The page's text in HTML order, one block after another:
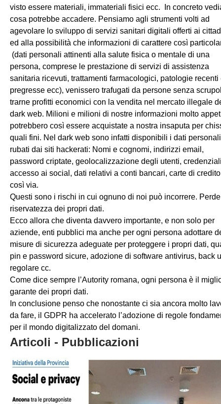
visto essere materiali, immateriali fisici ecc. In concreto
cosa potrebbe accadere. Pensiamo agli strumenti volti ad
agevolare lo sviluppo di servizi sanitari digitali offerti ai
ed alla possibilità che informazioni di carattere così
(dati personali attinenti alla salute fisica o mentale di una
persona, comprese le prestazione di servizi di assistenza
sanitaria ricevuti, trattamenti farmacologici, patologie recenti
pregresse ecc), venissero trafugati da persone senza
trarne profitti economici con la vendita nel mercato illegale
dark web. Milioni e milioni di nostre informazioni molto
potrebbero così essere acquistate a nostra insaputa per
quali fini. Nel dark web sono infatti disponibili i dati personali
rubati dai siti hackerati: Nomi e cognomi, indirizzi email,
password criptate, geolocalizzazione degli utenti,
accesso ai social, dati relativi a conti bancari, carte di
così via.
Questi sono i rischi in cui ognuno di noi può incorrere.
riservatezza dei propri dati.
Ecco allora che diventa davvero importante, e non solo per
aziende, enti pubblici ma anche per ogni persona adottare
misure di sicurezza adeguate per proteggere i propri dati,
pin e password sicure, adozione di software antivirus, back
regolare cc.
Come dice sempre l’Autority romana, ogni persona è il
garante dei propri dati.
In conclusione penso che nonostante ci sia ancora molto
da fare, il GDPR ha accelerato l’adozione di regole
per il mondo digitalizzato del domani.
Articoli - Pubblicazioni